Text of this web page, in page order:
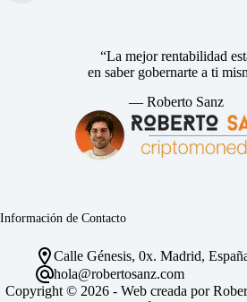
“La mejor rentabilidad
en saber gobernarte a ti
— Roberto Sanz
Información de Contacto
Calle Génesis, 0x. Madrid,
hola@robertosanz.com
Copyright © 2026 - Web creada por